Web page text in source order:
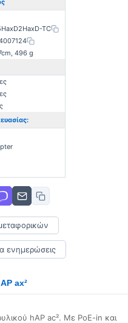
TC
496 g
ενημερώσεις
ax²
hAP ac². Με PoE-in και